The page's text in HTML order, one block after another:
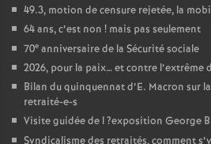
49.3, motion de censure rejetée, la
64 ans, c’est non ! mais pas seulement
70e anniversaire de la Sécurité sociale
2026, pour la paix… et contre l’extrême
Bilan du quinquennat d’E. Macron sur
retraité-e-s
Visite guidée de l?exposition George